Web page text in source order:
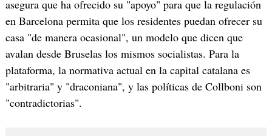
asegura que ha ofrecido su "apoyo" para que la regulación
en Barcelona permita que los residentes puedan ofrecer su
casa "de manera ocasional", un modelo que dicen que
avalan desde Bruselas los mismos socialistas. Para la
plataforma, la normativa actual en la capital catalana es
"arbitraria" y "draconiana", y las políticas de Collboni son
"contradictorias".